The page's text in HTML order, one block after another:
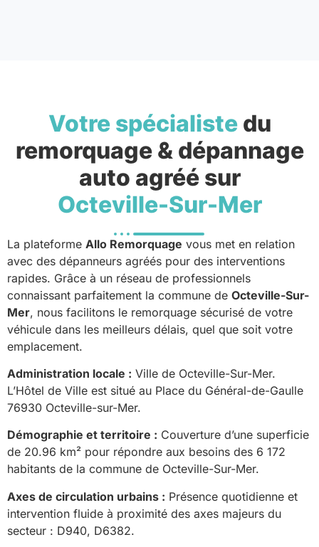
Votre spécialistedu
remorquage & dépannage
auto agréé sur
Octeville-Sur-Mer
La plateforme Allo Remorquage vous met en relation
avec des dépanneurs agréés pour des interventions
rapides. Grâce à un réseau de professionnels
connaissant parfaitement la commune de Octeville-Sur-
Mer, nous facilitons le remorquage sécurisé de votre
véhicule dans les meilleurs délais, quel que soit votre
emplacement.
Administration locale : Ville de Octeville-Sur-Mer.
L’Hôtel de Ville est situé au Place du Général-de-Gaulle
76930 Octeville-sur-Mer.
Démographie et territoire : Couverture d’une superficie
de 20.96 km² pour répondre aux besoins des 6 172
habitants de la commune de Octeville-Sur-Mer.
Axes de circulation urbains : Présence quotidienne et
intervention fluide à proximité des axes majeurs du
secteur : D940, D6382.